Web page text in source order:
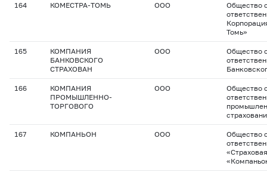
164 КОМЕСТРА-ТОМЬ ООО
Общество
Томь»
165
КОМПАНИЯ
БАНКОВСКОГО
СТРАХОВАН
ООО
Общество
166
КОМПАНИЯ
ПРОМЫШЛЕННО-
ТОРГОВОГО
ООО
Общество
167 КОМПАНЬОН ООО
Общество